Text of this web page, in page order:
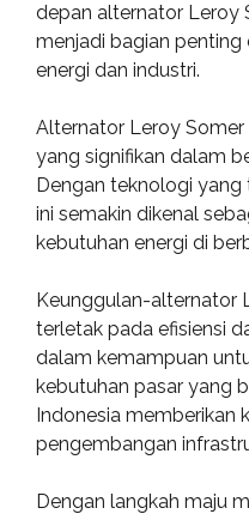
depan alternator Leroy
menjadi bagian
energi dan industri.
Alternator Leroy Somer
yang signifikan dalam
Dengan teknologi
ini semakin dikenal
kebutuhan energi di
Keunggulan-alternator
terletak pada efisiensi
dalam kemampuan
kebutuhan pasar yang
Indonesia memberikan
pengembangan
Dengan langkah maju